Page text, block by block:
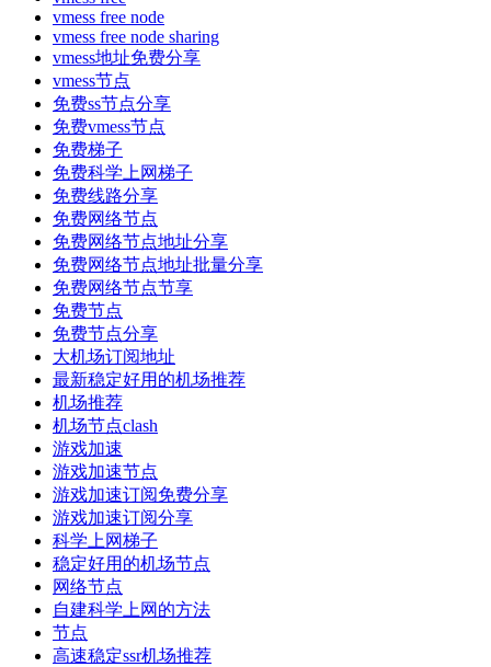
vmess free node
vmess free node sharing
vmess地址免费分享
vmess节点
免费ss节点分享
免费vmess节点
免费梯子
免费科学上网梯子
免费线路分享
免费网络节点
免费网络节点地址分享
免费网络节点地址批量分享
免费网络节点节享
免费节点
免费节点分享
大机场订阅地址
最新稳定好用的机场推荐
机场推荐
机场节点clash
游戏加速
游戏加速节点
游戏加速订阅免费分享
游戏加速订阅分享
科学上网梯子
稳定好用的机场节点
网络节点
自建科学上网的方法
节点
高速稳定ssr机场推荐